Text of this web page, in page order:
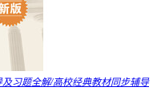
及习题全解/高校经典教材同步辅导